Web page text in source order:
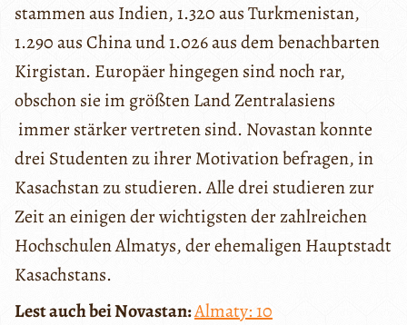
stammen aus Indien, 1.320 aus Turkmenistan,
1.290 aus China und 1.026 aus dem benachbarten
Kirgistan. Europäer hingegen sind noch rar,
obschon sie im größten Land Zentralasiens
immer stärker vertreten sind. Novastan konnte
drei Studenten zu ihrer Motivation befragen, in
Kasachstan zu studieren. Alle drei studieren zur
Zeit an einigen der wichtigsten der zahlreichen
Hochschulen Almatys, der ehemaligen Hauptstadt
Kasachstans.
Lest auch bei Novastan:Almaty: 10